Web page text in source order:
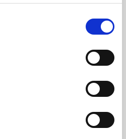
de développement durable
continus réalisés